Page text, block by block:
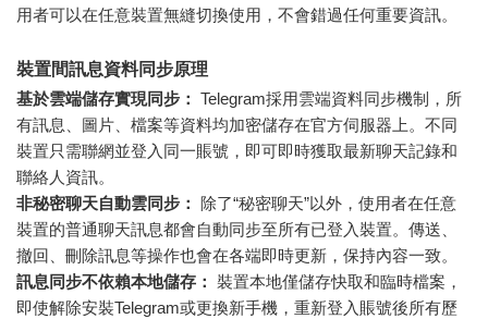
用者可以在任意裝置無縫切換使用，不會錯過任何重要資訊。
裝置間訊息資料同步原理
基於雲端儲存實現同步： Telegram採用雲端資料同步機制，所
有訊息、圖片、檔案等資料均加密儲存在官方伺服器上。不同
裝置只需聯網並登入同一賬號，即可即時獲取最新聊天記錄和
聯絡人資訊。
非秘密聊天自動雲同步：
除了“秘密聊天”以外，使用者在任意
裝置的普通聊天訊息都會自動同步至所有已登入裝置。傳送、
撤回、刪除訊息等操作也會在各端即時更新，保持內容一致。
訊息同步不依賴本地儲存： 裝置本地僅儲存快取和臨時檔案，
即使解除安裝Telegram或更換新手機，重新登入賬號後所有歷